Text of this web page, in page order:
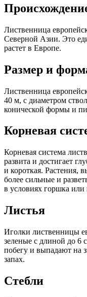
Лиственница
Северной Азии. Это
растет в Европе.
Размер и
Лиственница
40 м, с диаметром
конической формы и
Корневая
Корневая система
развита и достигает
и короткая. Растения,
более сильные и
в условиях горшка или
Листья
Иголки лиственницы
зеленые с длиной до
побегу и выпадают на
запах.
Стебли